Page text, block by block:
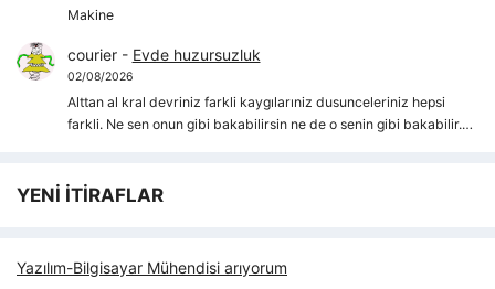
Makine
courier- Evde huzursuzluk
02/08/2026
Alttan al kral devriniz farkli kaygılarıniz dusunceleriniz hepsi
farkli. Ne sen onun gibi bakabilirsin ne de o senin gibi bakabilir.…
YENİ İTİRAFLAR
Yazılım-Bilgisayar Mühendisi arıyorum